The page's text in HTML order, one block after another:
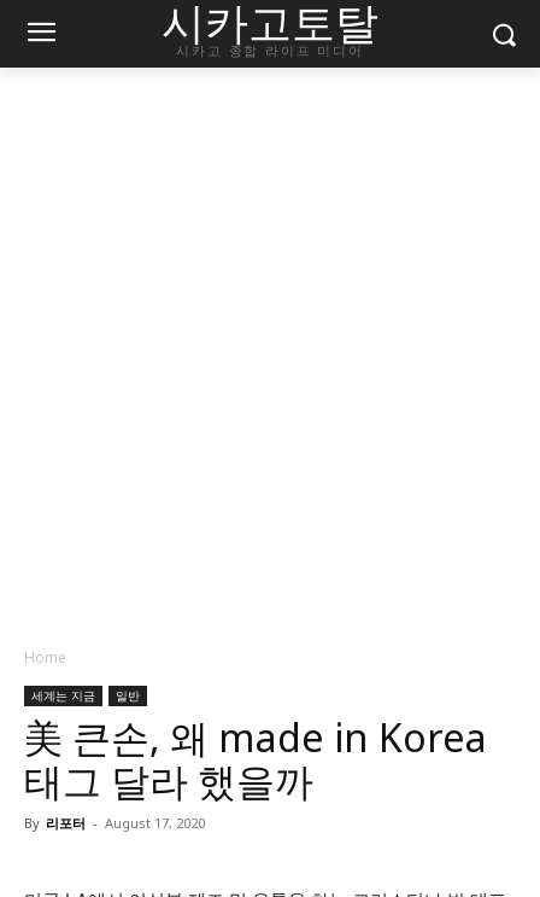
시카고토탈
시카고 종합 라이프 미디어
Home
세계는 지금 일반
美 큰손, 왜 made in Korea
태그 달라 했을까
By 리포터 - August 17, 2020